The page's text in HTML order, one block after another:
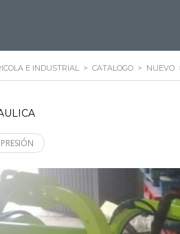
E INDUSTRIAL > CATALOGO > NUEVO